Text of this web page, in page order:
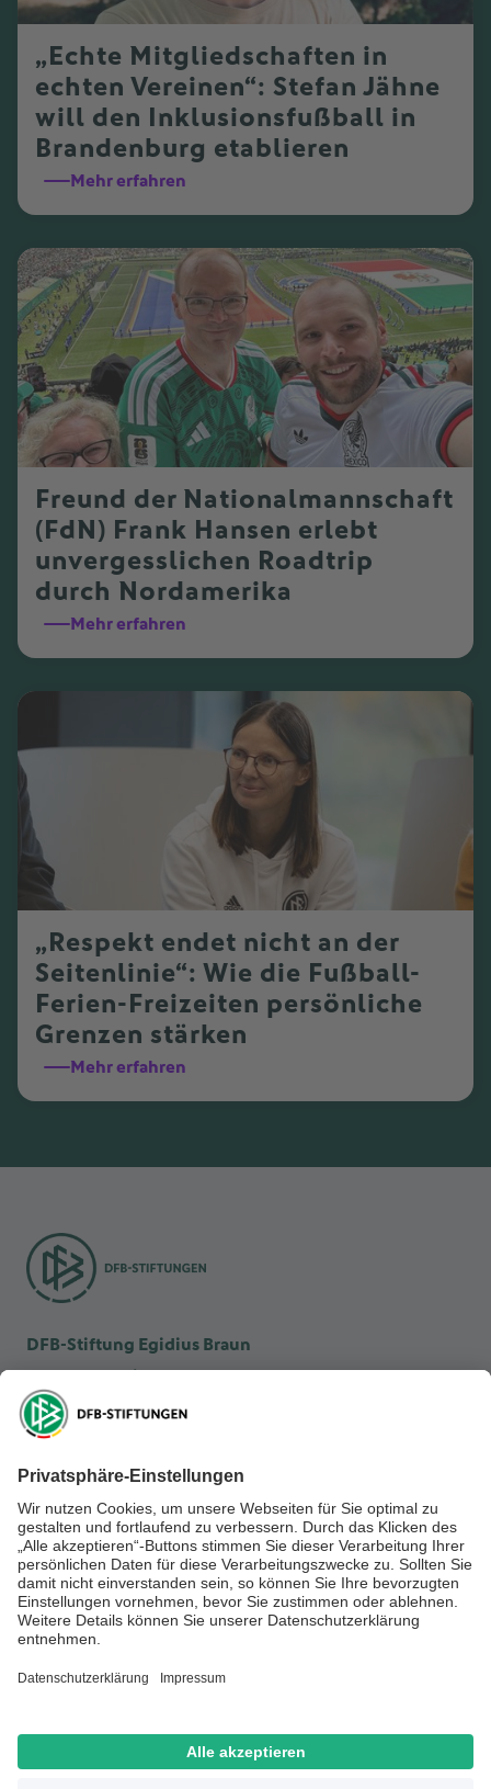
„Echte Mitgliedschaften in
echten Vereinen“: Stefan Jähne
will den Inklusionsfußball in
Brandenburg etablieren
Mehr erfahren
Freund der Nationalmannschaft
(FdN) Frank Hansen erlebt
unvergesslichen Roadtrip
durch Nordamerika
Mehr erfahren
„Respekt endet nicht an der
Seitenlinie“: Wie die Fußball-
Ferien-Freizeiten persönliche
Grenzen stärken
Mehr erfahren
DFB-Stiftung Egidius Braun
DFB-Stiftung Sepp Herberger
NEWSLETTER ABONNIEREN
Anmelden
Datenschutz